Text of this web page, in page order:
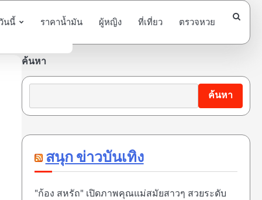
นนี้ ราคาน้ำมัน ผู้หญิง ที่เที่ยว ตรวจหวย
ค้นหา
ค้นหา
สนุก ข่าวบันเทิง
"ก้อง สหรัถ" เปิดภาพคุณแม่สมัยสาวๆ สวยระดับ